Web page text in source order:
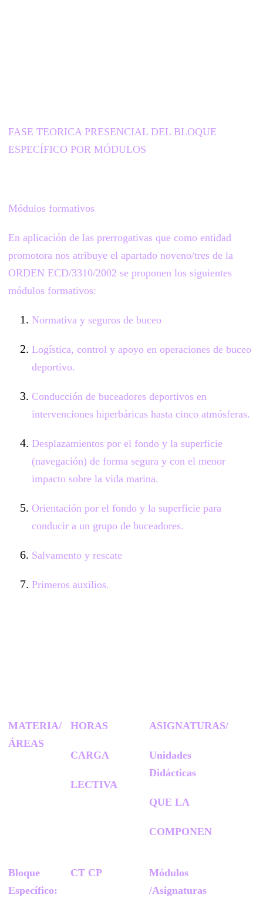
FASE TEORICA PRESENCIAL DEL BLOQUE
ESPECÍFICO POR MÓDULOS
Módulos formativos
En aplicación de las prerrogativas que como entidad
promotora nos atribuye el apartado noveno/tres de la
ORDEN ECD/3310/2002 se proponen los siguientes
módulos formativos:
Normativa y seguros de buceo
Logística, control y apoyo en operaciones de buceo
deportivo.
Conducción de buceadores deportivos en
intervenciones hiperbáricas hasta cinco atmósferas.
Desplazamientos por el fondo y la superficie
(navegación) de forma segura y con el menor
impacto sobre la vida marina.
Orientación por el fondo y la superficie para
conducir a un grupo de buceadores.
Salvamento y rescate
Primeros auxilios.
MATERIA/
ÁREAS
HORAS
CARGA
LECTIVA
ASIGNATURAS/
Unidades
Didácticas
QUE LA
COMPONEN
Bloque
Específico:
CT CP
Módulos
/Asignaturas